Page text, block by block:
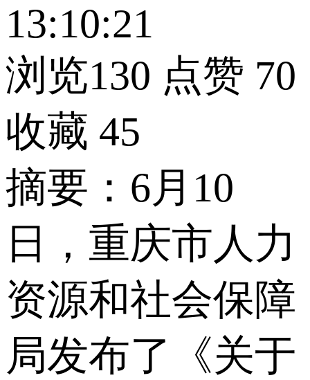
13:10:21
浏览130 点赞 70
收藏 45
摘要：6月10
日，重庆市人力
资源和社会保障
局发布了《关于